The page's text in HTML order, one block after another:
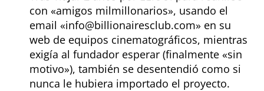
con
amigos milmillonarios , usando el
email
info@billionairesclub.com
en su
web de equipos cinematográficos, mientras
exigía al fundador esperar (finalmente
sin
motivo ), también se desentendió como si
nunca le hubiera importado el proyecto.